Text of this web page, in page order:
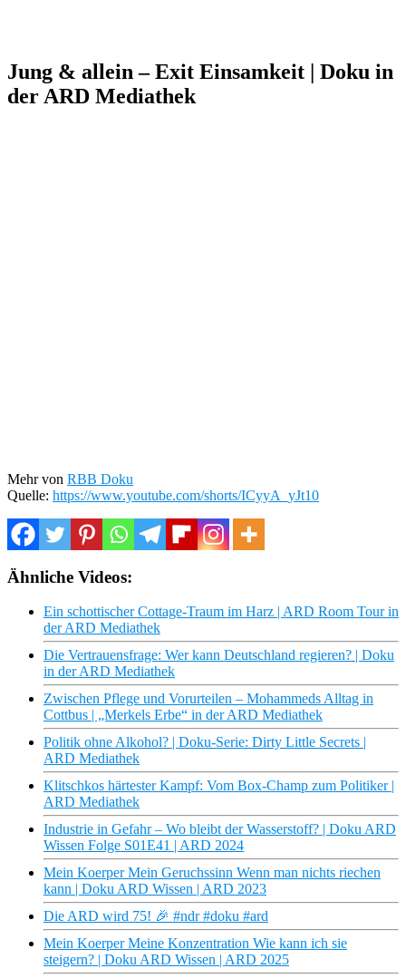
Jung & allein – Exit Einsamkeit | Doku in
der ARD Mediathek
Mehr von RBB Doku
Quelle: https://www.youtube.com/shorts/ICyyA_yJt10
Ähnliche Videos:
Ein schottischer Cottage-Traum im Harz | ARD Room Tour in
der ARD Mediathek
Die Vertrauensfrage: Wer kann Deutschland regieren? | Doku
in der ARD Mediathek
Zwischen Pflege und Vorurteilen – Mohammeds Alltag in
Cottbus | „Merkels Erbe“ in der ARD Mediathek
Politik ohne Alkohol? | Doku-Serie: Dirty Little Secrets |
ARD Mediathek
Klitschkos härtester Kampf: Vom Box-Champ zum Politiker |
ARD Mediathek
Industrie in Gefahr – Wo bleibt der Wasserstoff? | Doku ARD
Wissen Folge S01E41 | ARD 2024
Mein Koerper Mein Geruchssinn Wenn man nichts riechen
kann | Doku ARD Wissen | ARD 2023
Die ARD wird 75! 🎉 #ndr #doku #ard
Mein Koerper Meine Konzentration Wie kann ich sie
steigern? | Doku ARD Wissen | ARD 2025